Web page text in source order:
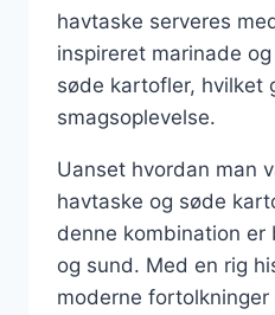
havtaske serveres
inspireret marinade
søde kartofler, hvilket
smagsoplevelse.
Uanset hvordan man
havtaske og søde
denne kombination er
og sund. Med en rig
moderne